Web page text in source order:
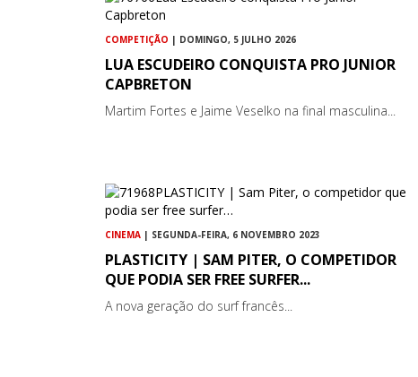
COMPETIÇÃO | DOMINGO, 5 JULHO 2026
LUA ESCUDEIRO CONQUISTA PRO JUNIOR
CAPBRETON
Martim Fortes e Jaime Veselko na final masculina...
CINEMA | SEGUNDA-FEIRA, 6 NOVEMBRO 2023
PLASTICITY | SAM PITER, O COMPETIDOR
QUE PODIA SER FREE SURFER...
A nova geração do surf francês...